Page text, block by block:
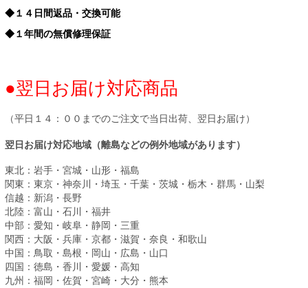
◆１４日間返品・交換可能
◆１年間の無償修理保証
●翌日お届け対応商品
（平日１４：００までのご注文で当日出荷、翌日お届け）
翌日お届け対応地域（離島などの例外地域があります）
東北：岩手・宮城・山形・福島
関東：東京・神奈川・埼玉・千葉・茨城・栃木・群馬・山梨
信越：新潟・長野
北陸：富山・石川・福井
中部：愛知・岐阜・静岡・三重
関西：大阪・兵庫・京都・滋賀・奈良・和歌山
中国：鳥取・島根・岡山・広島・山口
四国：徳島・香川・愛媛・高知
九州：福岡・佐賀・宮崎・大分・熊本